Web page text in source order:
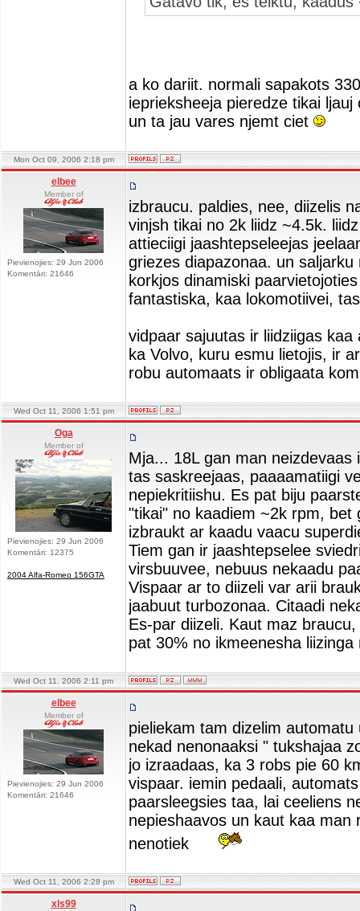
a ko dariit. normali sapakots
ieprieksheeja pieredze tikai
un ta jau vares njemt ciet
Mon Oct 09, 2006 2:18 pm
elbee
Member of
Pievienojies: 29 Jun 2006
Komentāri: 21646
izbraucu. paldies, nee, diizelis
vinjsh tikai no 2k liidz ~4.5k.
attieciigi jaashtepseleejas
griezes diapazonaa. un
korkjos dinamiski
fantastiska, kaa lokomotiivei,
vidpaar sajuutas ir liidziigas
ka Volvo, kuru esmu lietojis, ir
robu automaats ir obligaata
Wed Oct 11, 2006 1:51 pm
Oga
Member of
Pievienojies: 29 Jun 2006
Komentāri: 12375
2004 Alfa-Romeo 156GTA
Mja... 18L gan man neizdevaas
tas saskreejaas, paaaamatiigi
nepiekritiishu. Es pat biju
"tikai" no kaadiem ~2k rpm, bet
izbraukt ar kaadu vaacu
Tiem gan ir jaashtepselee
virsbuuvee, nebuus nekaadu
Vispaar ar to diizeli var arii
jaabuut turbozonaa. Citaadi
Es-par diizeli. Kaut maz
pat 30% no ikmeenesha
Wed Oct 11, 2006 2:11 pm
elbee
Member of
Pievienojies: 29 Jun 2006
Komentāri: 21646
pieliekam tam dizelim
nekad nenonaaksi " tukshajaa
jo izraadaas, ka 3 robs pie 60
vispaar. iemin pedaali,
paarsleegsies taa, lai ceeliens
nepieshaavos un kaut kaa man
nenotiek
Wed Oct 11, 2006 2:28 pm
xls99